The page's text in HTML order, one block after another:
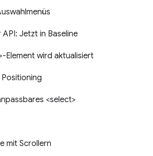
Jetzt in Baseline
Element wird aktualisiert
<select>
mit Scrollern